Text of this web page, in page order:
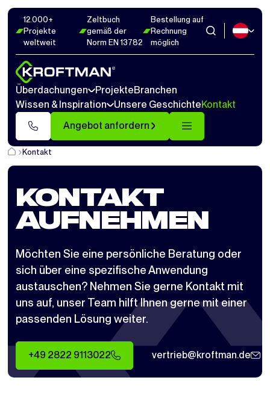
12.000+
Projekte
weltweit
Zeltbuch
gemäß der
Norm EN 13782
Bestellung auf
Rechnung
möglich
Überdachungen ProjekteBranchen
Wissen & Inspiration
Unsere GeschichteKontakt
Angebot anfordern
Kontakt
KONTAKT
AUFNEHMEN
Möchten Sie eine persönliche Beratung oder
sich über eine spezifische Anwendung
austauschen? Nehmen Sie gerne Kontakt mit
uns auf, unser Team hilft Ihnen gerne mit einer
passenden Lösung weiter.
+49 2822 9113022 vertrieb@kroftman.de